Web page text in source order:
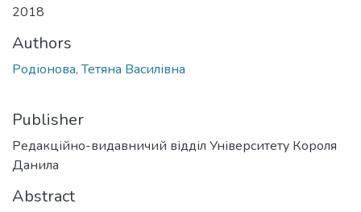
2018
Authors
Родіонова, Тетяна Василівна
Publisher
Редакційно-видавничий відділ Університету Короля
Данила
Abstract